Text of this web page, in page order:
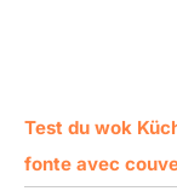
Test du wok
fonte avec